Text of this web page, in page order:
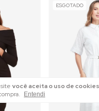
você aceita o uso de cookies
Entendi
ESGOTADO